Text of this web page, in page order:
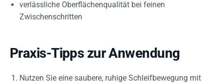
verlässliche Oberflächenqualität bei feinen
Zwischenschritten
Praxis-Tipps zur Anwendung
Nutzen Sie eine saubere, ruhige Schleifbewegung mit